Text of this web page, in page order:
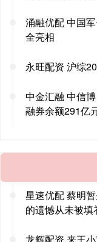
涌融优配 中国
全亮相
永旺配资 沪综
中金汇融 中信
融券余额291亿
星速优配 蔡明
的遗憾从未被填
龙辉配资 来王